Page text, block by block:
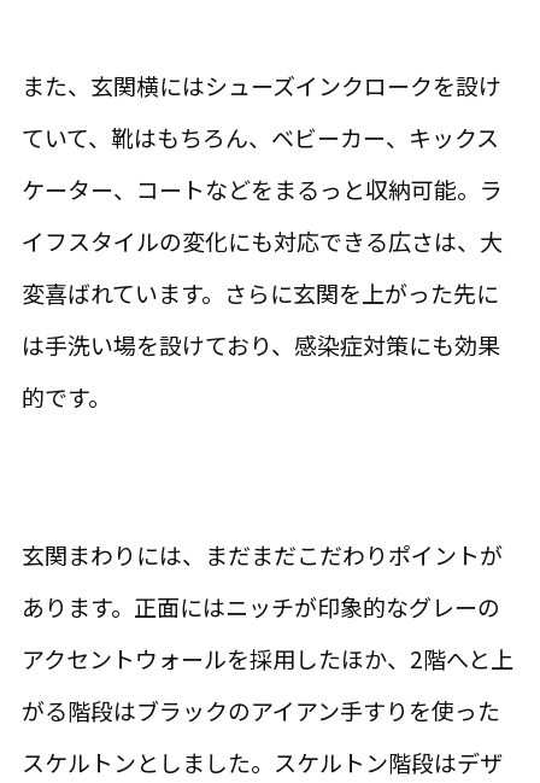
また、玄関横にはシューズインクロークを設け
ていて、靴はもちろん、ベビーカー、キックス
ケーター、コートなどをまるっと収納可能。ラ
イフスタイルの変化にも対応できる広さは、大
変喜ばれています。さらに玄関を上がった先に
は手洗い場を設けており、感染症対策にも効果
的です。
玄関まわりには、まだまだこだわりポイントが
あります。正面にはニッチが印象的なグレーの
アクセントウォールを採用したほか、2階へと上
がる階段はブラックのアイアン手すりを使った
スケルトンとしました。スケルトン階段はデザ